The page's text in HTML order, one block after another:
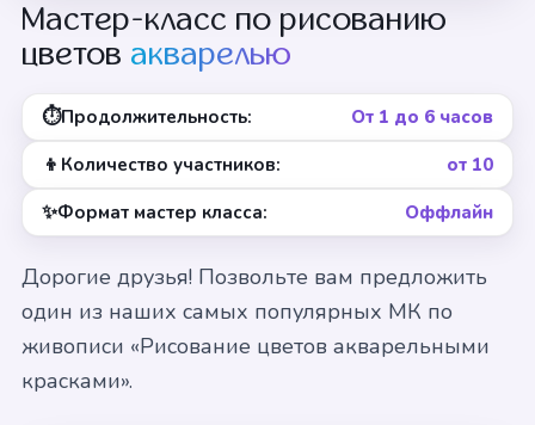
Мастер-класс по рисованию
цветов акварелью
⏱Продолжительность: От 1 до 6 часов
👦 Количество участников: от 10
✨Формат мастер класса: Оффлайн
Дорогие друзья! Позвольте вам предложить
один из наших самых популярных МК по
живописи «Рисование цветов акварельными
красками».